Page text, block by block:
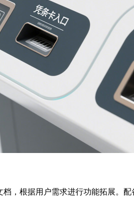
，根据用户需求进行功能拓展。